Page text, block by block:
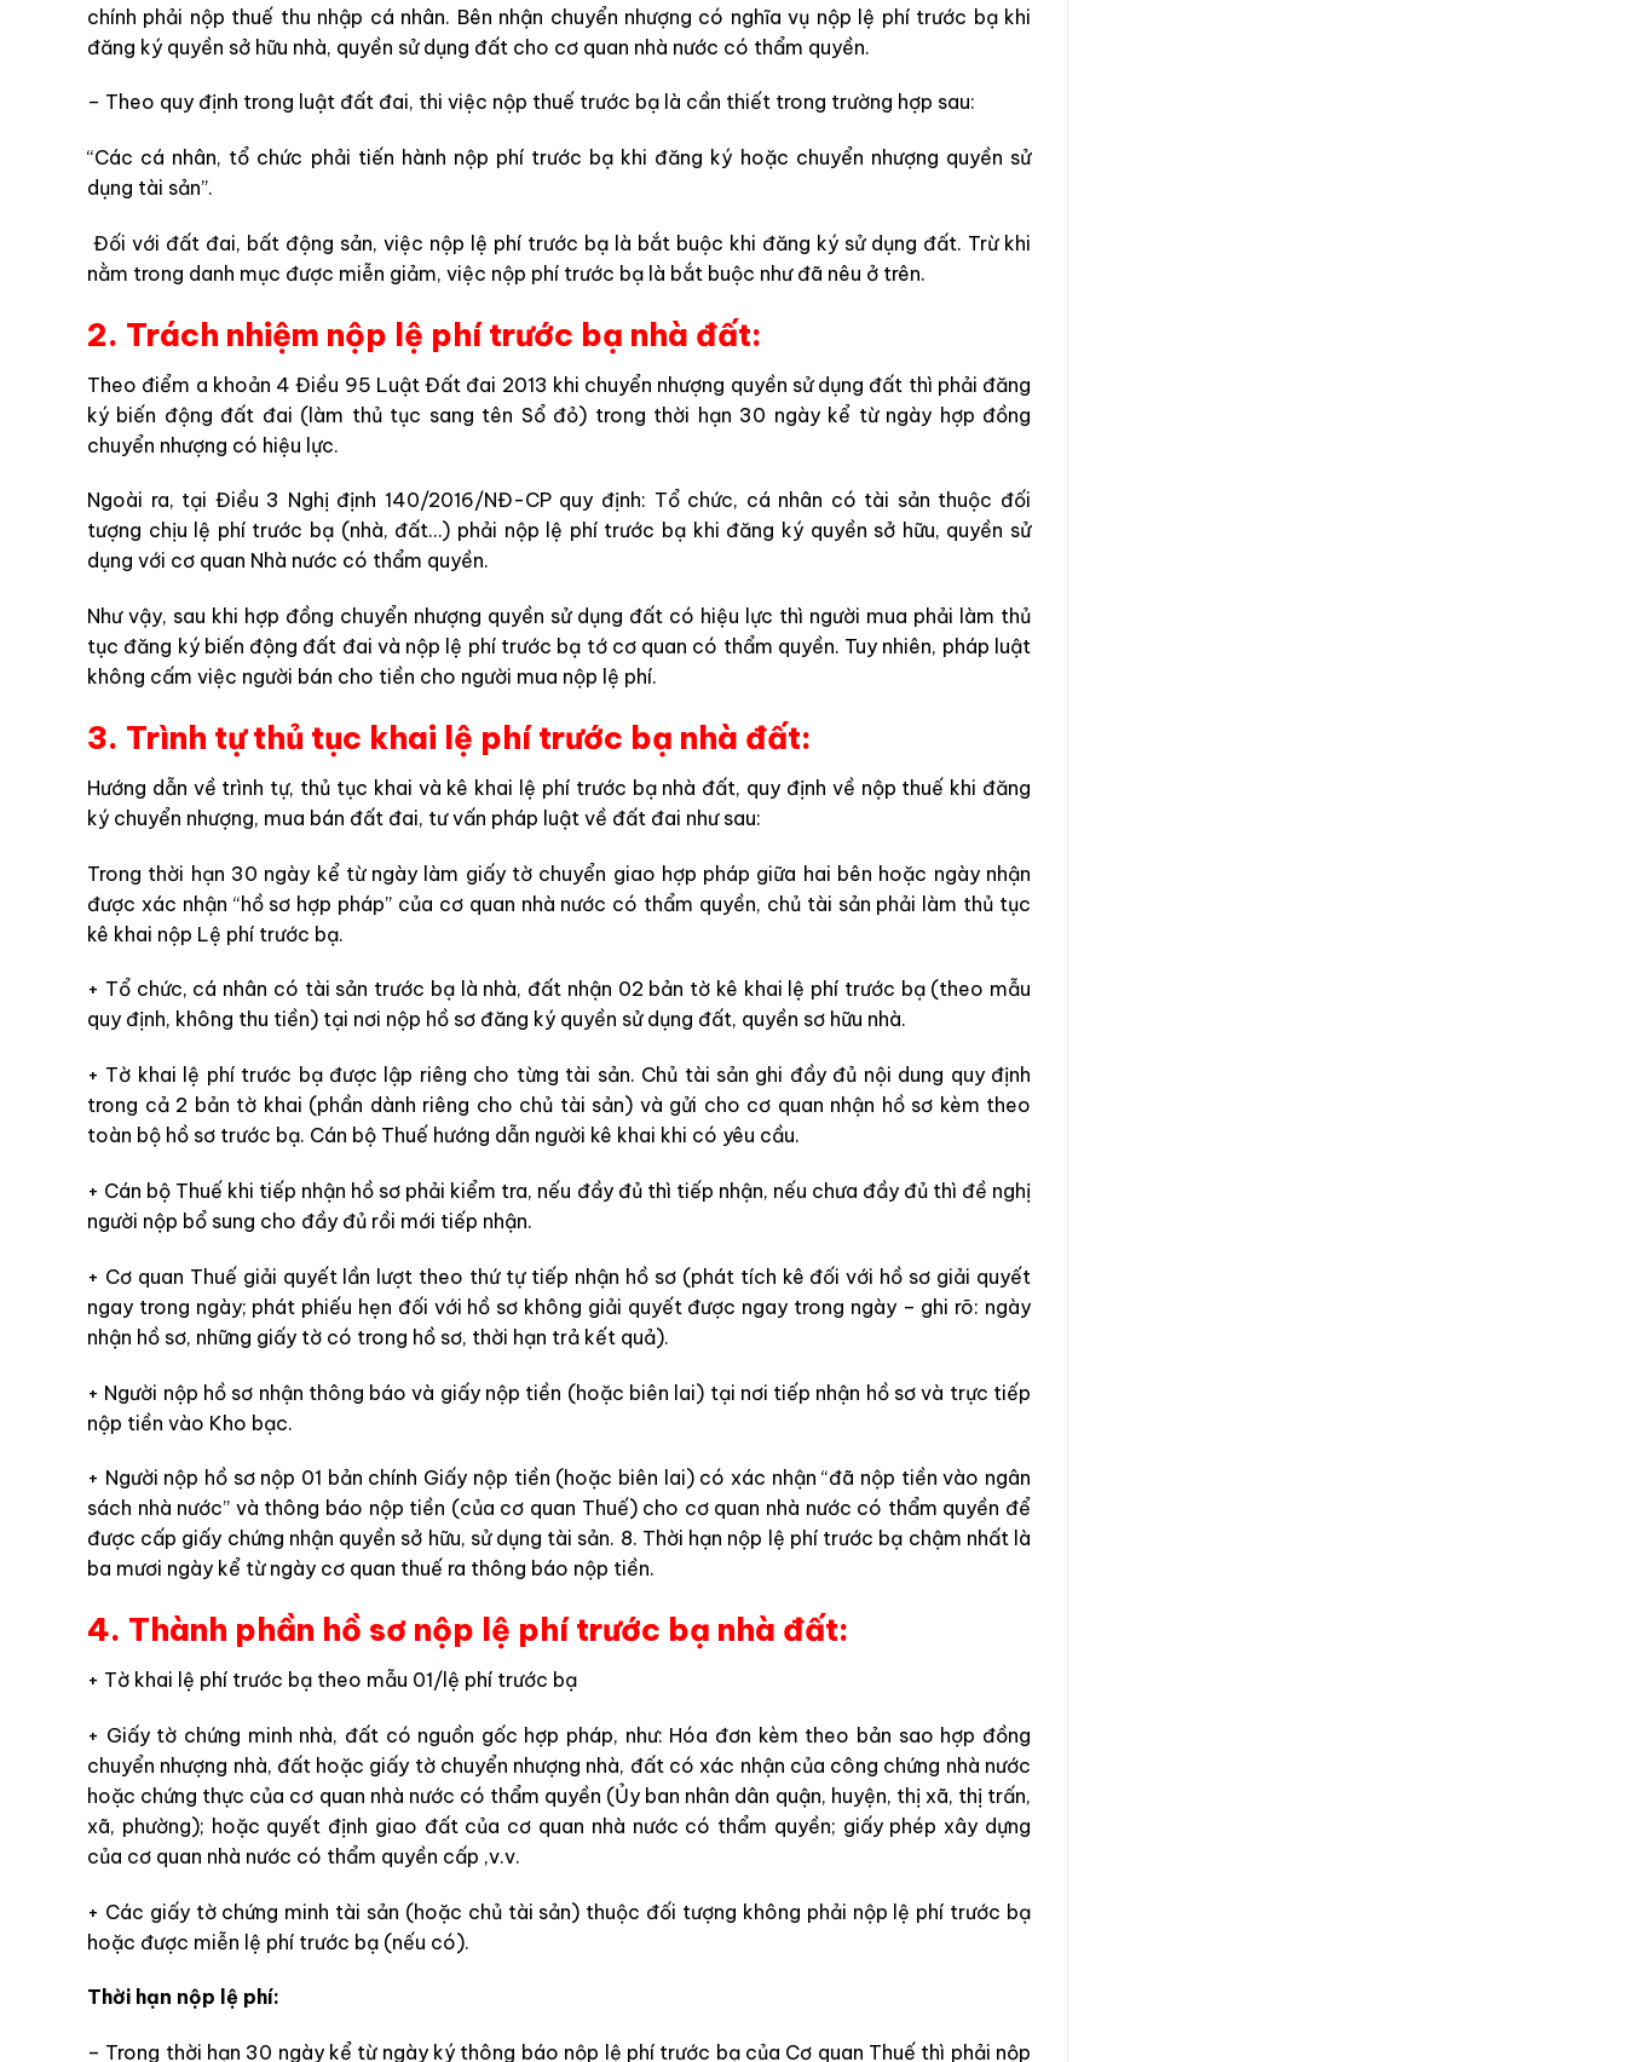
chính phải nộp thuế thu nhập cá nhân. Bên nhận chuyển nhượng có nghĩa vụ nộp lệ phí trước bạ khi
đăng ký quyền sở hữu nhà, quyền sử dụng đất cho cơ quan nhà nước có thẩm quyền.
– Theo quy định trong luật đất đai, thi việc nộp thuế trước bạ là cần thiết trong trường hợp sau:
“Các cá nhân, tổ chức phải tiến hành nộp phí trước bạ khi đăng ký hoặc chuyển nhượng quyền sử
dụng tài sản”.
Đối với đất đai, bất động sản, việc nộp lệ phí trước bạ là bắt buộc khi đăng ký sử dụng đất. Trừ khi
nằm trong danh mục được miễn giảm, việc nộp phí trước bạ là bắt buộc như đã nêu ở trên.
2. Trách nhiệm nộp lệ phí trước bạ nhà đất:
Theo điểm a khoản 4 Điều 95 Luật Đất đai 2013 khi chuyển nhượng quyền sử dụng đất thì phải đăng
ký biến động đất đai (làm thủ tục sang tên Sổ đỏ) trong thời hạn 30 ngày kể từ ngày hợp đồng
chuyển nhượng có hiệu lực.
Ngoài ra, tại Điều 3 Nghị định 140/2016/NĐ-CP quy định: Tổ chức, cá nhân có tài sản thuộc đối
tượng chịu lệ phí trước bạ (nhà, đất…) phải nộp lệ phí trước bạ khi đăng ký quyền sở hữu, quyền sử
dụng với cơ quan Nhà nước có thẩm quyền.
Như vậy, sau khi hợp đồng chuyển nhượng quyền sử dụng đất có hiệu lực thì người mua phải làm thủ
tục đăng ký biến động đất đai và nộp lệ phí trước bạ tớ cơ quan có thẩm quyền. Tuy nhiên, pháp luật
không cấm việc người bán cho tiền cho người mua nộp lệ phí.
3. Trình tự thủ tục khai lệ phí trước bạ nhà đất:
Hướng dẫn về trình tự, thủ tục khai và kê khai lệ phí trước bạ nhà đất, quy định về nộp thuế khi đăng
ký chuyển nhượng, mua bán đất đai, tư vấn pháp luật về đất đai như sau:
Trong thời hạn 30 ngày kể từ ngày làm giấy tờ chuyển giao hợp pháp giữa hai bên hoặc ngày nhận
được xác nhận “hồ sơ hợp pháp” của cơ quan nhà nước có thẩm quyền, chủ tài sản phải làm thủ tục
kê khai nộp Lệ phí trước bạ.
+ Tổ chức, cá nhân có tài sản trước bạ là nhà, đất nhận 02 bản tờ kê khai lệ phí trước bạ (theo mẫu
quy định, không thu tiền) tại nơi nộp hồ sơ đăng ký quyền sử dụng đất, quyền sơ hữu nhà.
+ Tờ khai lệ phí trước bạ được lập riêng cho từng tài sản. Chủ tài sản ghi đầy đủ nội dung quy định
trong cả 2 bản tờ khai (phần dành riêng cho chủ tài sản) và gửi cho cơ quan nhận hồ sơ kèm theo
toàn bộ hồ sơ trước bạ. Cán bộ Thuế hướng dẫn người kê khai khi có yêu cầu.
+ Cán bộ Thuế khi tiếp nhận hồ sơ phải kiểm tra, nếu đầy đủ thì tiếp nhận, nếu chưa đầy đủ thì đề nghị
người nộp bổ sung cho đầy đủ rồi mới tiếp nhận.
+ Cơ quan Thuế giải quyết lần lượt theo thứ tự tiếp nhận hồ sơ (phát tích kê đối với hồ sơ giải quyết
ngay trong ngày; phát phiếu hẹn đối với hồ sơ không giải quyết được ngay trong ngày – ghi rõ: ngày
nhận hồ sơ, những giấy tờ có trong hồ sơ, thời hạn trả kết quả).
+ Người nộp hồ sơ nhận thông báo và giấy nộp tiền (hoặc biên lai) tại nơi tiếp nhận hồ sơ và trực tiếp
nộp tiền vào Kho bạc.
+ Người nộp hồ sơ nộp 01 bản chính Giấy nộp tiền (hoặc biên lai) có xác nhận “đã nộp tiền vào ngân
sách nhà nước” và thông báo nộp tiền (của cơ quan Thuế) cho cơ quan nhà nước có thẩm quyền để
được cấp giấy chứng nhận quyền sở hữu, sử dụng tài sản. 8. Thời hạn nộp lệ phí trước bạ chậm nhất là
ba mươi ngày kể từ ngày cơ quan thuế ra thông báo nộp tiền.
4. Thành phần hồ sơ nộp lệ phí trước bạ nhà đất:
+ Tờ khai lệ phí trước bạ theo mẫu 01/lệ phí trước bạ
+ Giấy tờ chứng minh nhà, đất có nguồn gốc hợp pháp, như: Hóa đơn kèm theo bản sao hợp đồng
chuyển nhượng nhà, đất hoặc giấy tờ chuyển nhượng nhà, đất có xác nhận của công chứng nhà nước
hoặc chứng thực của cơ quan nhà nước có thẩm quyền (Ủy ban nhân dân quận, huyện, thị xã, thị trấn,
xã, phường); hoặc quyết định giao đất của cơ quan nhà nước có thẩm quyền; giấy phép xây dựng
của cơ quan nhà nước có thẩm quyền cấp ,v.v.
+ Các giấy tờ chứng minh tài sản (hoặc chủ tài sản) thuộc đối tượng không phải nộp lệ phí trước bạ
hoặc được miễn lệ phí trước bạ (nếu có).
Thời hạn nộp lệ phí:
– Trong thời hạn 30 ngày kể từ ngày ký thông báo nộp lệ phí trước bạ của Cơ quan Thuế thì phải nộp